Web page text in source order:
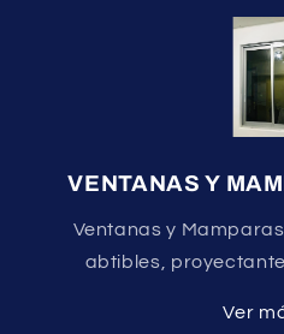
VENTANAS Y
Ventanas y
abtibles,
Ver